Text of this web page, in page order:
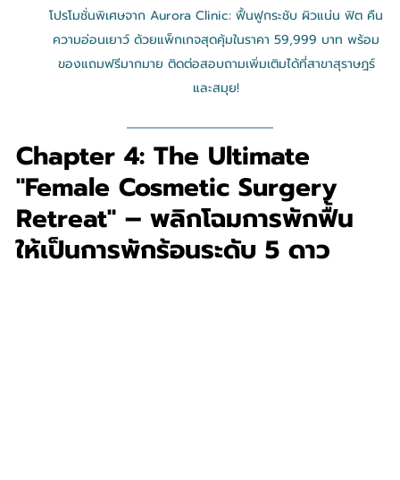
โปรโมชั่นพิเศษจาก Aurora Clinic: ฟื้นฟูกระชับ ผิวแน่น ฟิต คืน
ความอ่อนเยาว์ ด้วยแพ็กเกจสุดคุ้มในราคา 59,999 บาท พร้อม
ของแถมฟรีมากมาย ติดต่อสอบถามเพิ่มเติมได้ที่สาขาสุราษฎร์
และสมุย!
Chapter 4: The Ultimate
"Female Cosmetic Surgery
Retreat" – พลิกโฉมการพักฟื้น
ให้เป็นการพักร้อนระดับ 5 ดาว